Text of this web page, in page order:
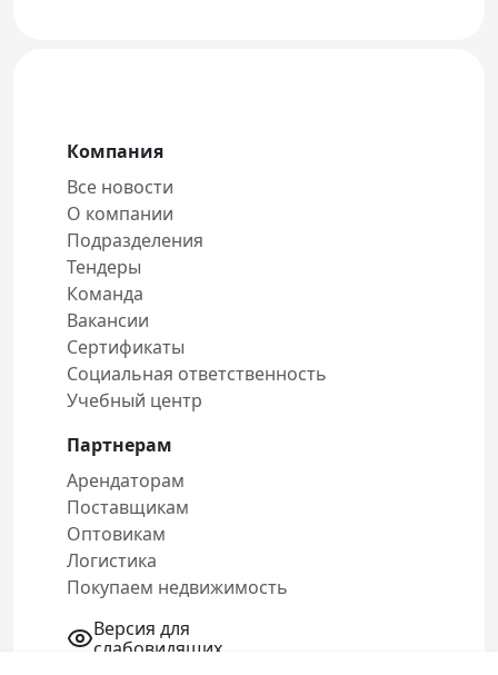
Компания
Все новости
О компании
Подразделения
Тендеры
Команда
Вакансии
Сертификаты
Социальная ответственность
Учебный центр
Партнерам
Арендаторам
Поставщикам
Оптовикам
Логистика
Покупаем недвижимость
Версия для
слабовидящих